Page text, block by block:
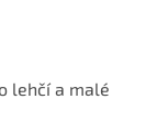
lehčí a malé